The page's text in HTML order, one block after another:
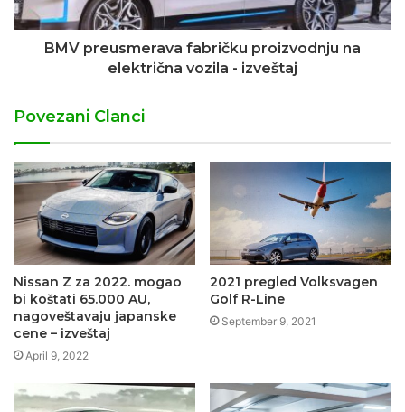
BMV preusmerava fabričku proizvodnju na
električna vozila - izveštaj
Povezani Clanci
Nissan Z za 2022. mogao
bi koštati 65.000 AU,
nagoveštavaju japanske
cene – izveštaj
April 9, 2022
2021 pregled Volksvagen
Golf R-Line
September 9, 2021